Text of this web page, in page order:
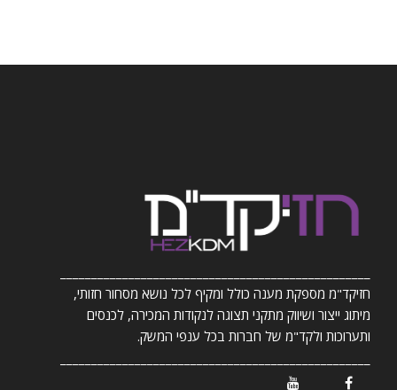
חזיקד"מ מספקת מענה כולל ומקיף לכל נושא מסחור חזותי,
מיתוג ייצור ושיווק מתקני תצוגה לנקודות המכירה, לכנסים
ותערוכות ולקד"מ של חברות בכל ענפי המשק.